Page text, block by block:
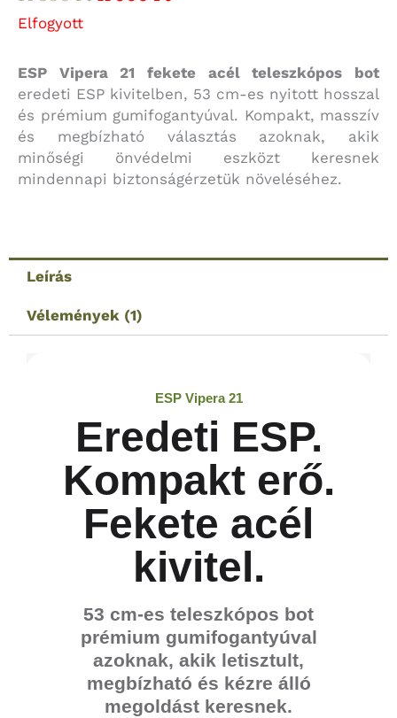
14
990 Ft.
11
900 Ft.
Elfogyott
ESP Vipera 21 fekete acél teleszkópos bot
eredeti ESP kivitelben, 53 cm-es nyitott hosszal
és prémium gumifogantyúval. Kompakt, masszív
és megbízható választás azoknak, akik
minőségi önvédelmi eszközt keresnek
mindennapi biztonságérzetük növeléséhez.
Leírás
Vélemények (1)
ESP Vipera 21
Eredeti ESP.
Kompakt erő.
Fekete acél
kivitel.
53 cm-es teleszkópos bot
prémium gumifogantyúval
azoknak, akik letisztult,
megbízható és kézre álló
megoldást keresnek.